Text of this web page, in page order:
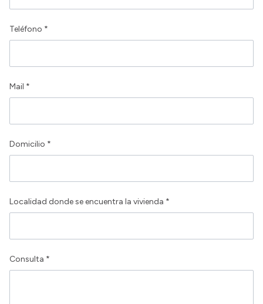
Teléfono *
Mail *
Domicilio *
Localidad donde se encuentra la vivienda *
Consulta *